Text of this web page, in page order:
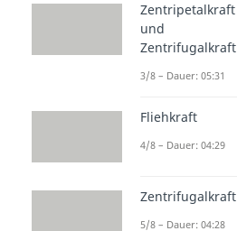
Zentripetalkraft
und
Zentrifugalkraft
3/8 – Dauer: 05:31
Fliehkraft
4/8 – Dauer: 04:29
Zentrifugalkraft
5/8 – Dauer: 04:28